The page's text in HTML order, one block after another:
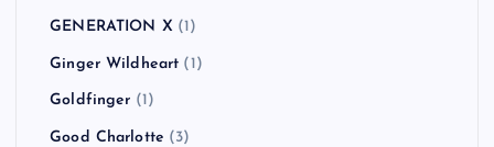
GENERATION X (1)
Ginger Wildheart (1)
Goldfinger (1)
Good Charlotte (3)